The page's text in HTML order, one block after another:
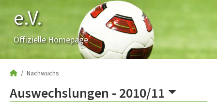
e.V.
Offizielle Homepage
Nachwuchs
Auswechslungen - 2010/11